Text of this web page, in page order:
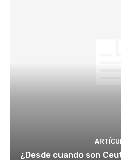
¿Desde cuando son